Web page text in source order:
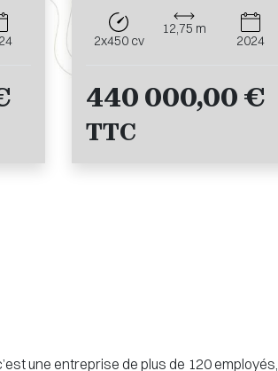
2x450 cv
12,75 m
2024
440 000,00 €
TTC
une entreprise de plus de 120 employés,